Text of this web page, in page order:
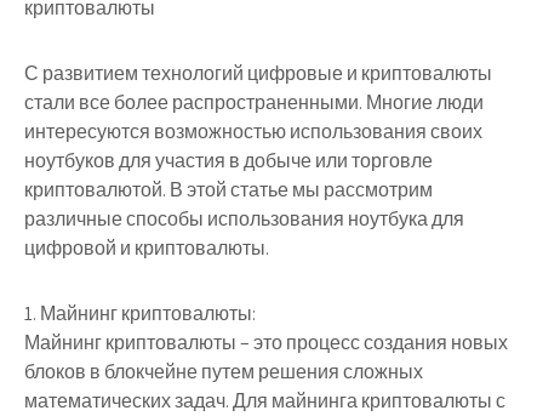
криптовалюты
С развитием технологий цифровые и криптовалюты
стали все более распространенными. Многие люди
интересуются возможностью использования своих
ноутбуков для участия в добыче или торговле
криптовалютой. В этой статье мы рассмотрим
различные способы использования ноутбука для
цифровой и криптовалюты.
1. Майнинг криптовалюты:
Майнинг криптовалюты – это процесс создания новых
блоков в блокчейне путем решения сложных
математических задач. Для майнинга криптовалюты с